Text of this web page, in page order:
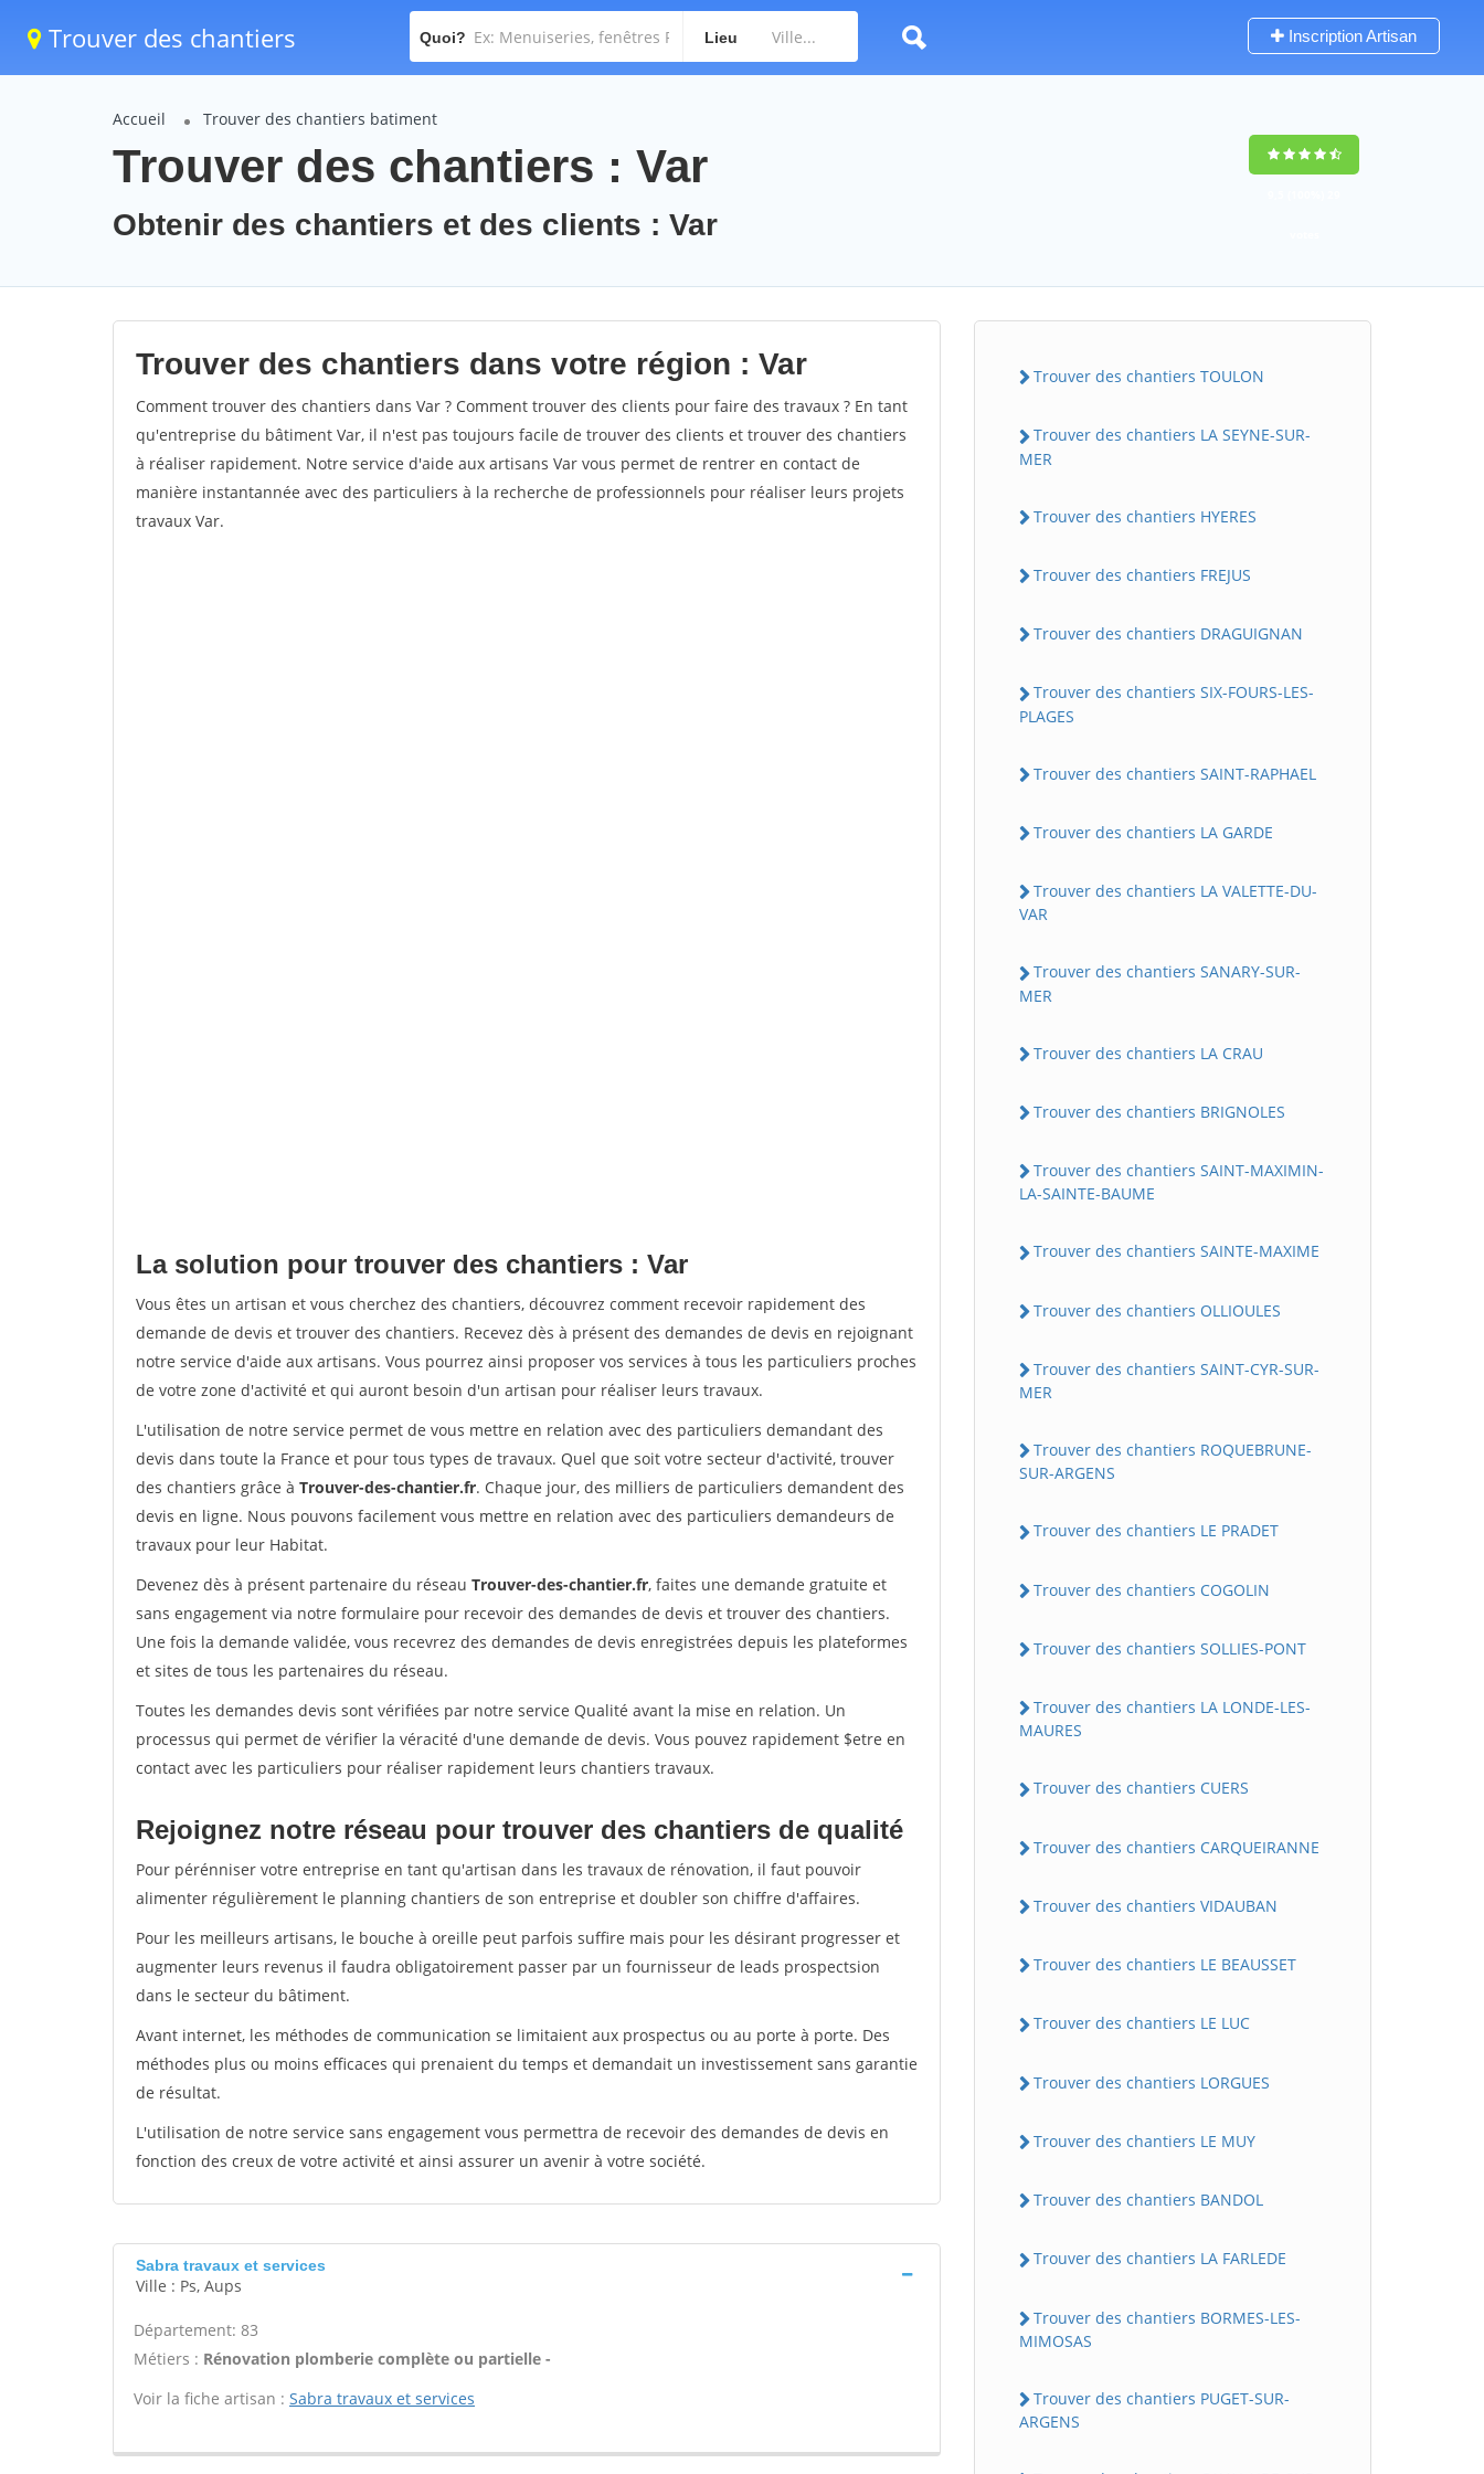
Trouver des chantiers Quoi? Lieu Inscription Artisan
Accueil Trouver des chantiers batiment
Trouver des chantiers : Var
Obtenir des chantiers et des clients : Var
Trouver des chantiers dans votre région : Var
Comment trouver des chantiers dans Var ? Comment trouver des clients pour faire des travaux ? En tant
qu'entreprise du bâtiment Var, il n'est pas toujours facile de trouver des clients et trouver des chantiers
à réaliser rapidement. Notre service d'aide aux artisans Var vous permet de rentrer en contact de
manière instantannée avec des particuliers à la recherche de professionnels pour réaliser leurs projets
travaux Var.
La solution pour trouver des chantiers : Var
Vous êtes un artisan et vous cherchez des chantiers, découvrez comment recevoir rapidement des
demande de devis et trouver des chantiers. Recevez dès à présent des demandes de devis en rejoignant
notre service d'aide aux artisans. Vous pourrez ainsi proposer vos services à tous les particuliers proches
de votre zone d'activité et qui auront besoin d'un artisan pour réaliser leurs travaux.
L'utilisation de notre service permet de vous mettre en relation avec des particuliers demandant des
devis dans toute la France et pour tous types de travaux. Quel que soit votre secteur d'activité, trouver
des chantiers grâce à Trouver-des-chantier.fr. Chaque jour, des milliers de particuliers demandent des
devis en ligne. Nous pouvons facilement vous mettre en relation avec des particuliers demandeurs de
travaux pour leur Habitat.
Devenez dès à présent partenaire du réseau Trouver-des-chantier.fr, faites une demande gratuite et
sans engagement via notre formulaire pour recevoir des demandes de devis et trouver des chantiers.
Une fois la demande validée, vous recevrez des demandes de devis enregistrées depuis les plateformes
et sites de tous les partenaires du réseau.
Toutes les demandes devis sont vérifiées par notre service Qualité avant la mise en relation. Un
processus qui permet de vérifier la véracité d'une demande de devis. Vous pouvez rapidement $etre en
contact avec les particuliers pour réaliser rapidement leurs chantiers travaux.
Rejoignez notre réseau pour trouver des chantiers de qualité
Pour pérénniser votre entreprise en tant qu'artisan dans les travaux de rénovation, il faut pouvoir
alimenter régulièrement le planning chantiers de son entreprise et doubler son chiffre d'affaires.
Pour les meilleurs artisans, le bouche à oreille peut parfois suffire mais pour les désirant progresser et
augmenter leurs revenus il faudra obligatoirement passer par un fournisseur de leads prospectsion
dans le secteur du bâtiment.
Avant internet, les méthodes de communication se limitaient aux prospectus ou au porte à porte. Des
méthodes plus ou moins efficaces qui prenaient du temps et demandait un investissement sans garantie
de résultat.
L'utilisation de notre service sans engagement vous permettra de recevoir des demandes de devis en
fonction des creux de votre activité et ainsi assurer un avenir à votre société.
Sabra travaux et services
Ville : Ps, Aups
Département: 83
Métiers : Rénovation plomberie complète ou partielle -
Voir la fiche artisan : Sabra travaux et services
Trouver des chantiers TOULON
Trouver des chantiers LA SEYNE-SUR-
MER
Trouver des chantiers HYERES
Trouver des chantiers FREJUS
Trouver des chantiers DRAGUIGNAN
Trouver des chantiers SIX-FOURS-LES-
PLAGES
Trouver des chantiers SAINT-RAPHAEL
Trouver des chantiers LA GARDE
Trouver des chantiers LA VALETTE-DU-
VAR
Trouver des chantiers SANARY-SUR-
MER
Trouver des chantiers LA CRAU
Trouver des chantiers BRIGNOLES
Trouver des chantiers SAINT-MAXIMIN-
LA-SAINTE-BAUME
Trouver des chantiers SAINTE-MAXIME
Trouver des chantiers OLLIOULES
Trouver des chantiers SAINT-CYR-SUR-
MER
Trouver des chantiers ROQUEBRUNE-
SUR-ARGENS
Trouver des chantiers LE PRADET
Trouver des chantiers COGOLIN
Trouver des chantiers SOLLIES-PONT
Trouver des chantiers LA LONDE-LES-
MAURES
Trouver des chantiers CUERS
Trouver des chantiers CARQUEIRANNE
Trouver des chantiers VIDAUBAN
Trouver des chantiers LE BEAUSSET
Trouver des chantiers LE LUC
Trouver des chantiers LORGUES
Trouver des chantiers LE MUY
Trouver des chantiers BANDOL
Trouver des chantiers LA FARLEDE
Trouver des chantiers BORMES-LES-
MIMOSAS
Trouver des chantiers PUGET-SUR-
ARGENS